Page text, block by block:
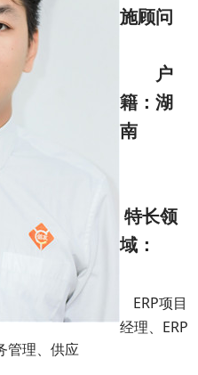
施顾问
户
籍：湖
南
特长领
域：
ERP项目
经理、ERP
管理、供应